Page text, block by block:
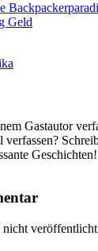
Geld
Gastautor
verfassen?
Geschichten!